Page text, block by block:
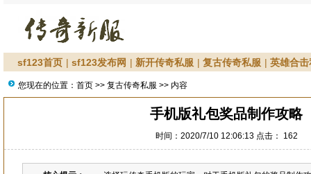
sf123首页 | sf123发布网 | 新开传奇私服 | 复古传奇私服 | 英雄合击
您现在的位置： 首页 >> 复古传奇私服 >> 内容
手机版礼包奖品制作攻略
时间：2020/7/10 12:06:13 点击： 162